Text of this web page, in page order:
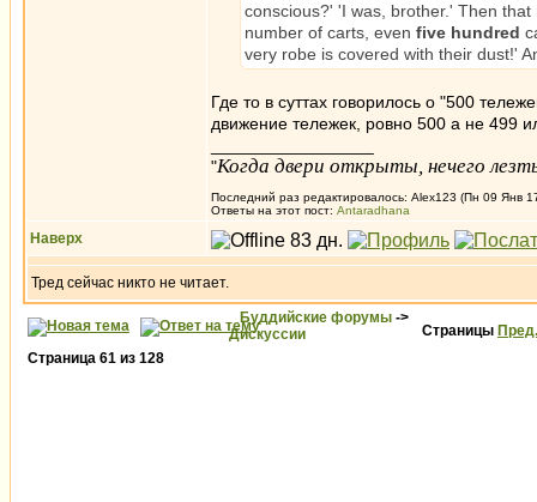
conscious?' 'I was, brother.' Then
number of carts, even five hundred
very robe is covered with their dust!'
Где то в суттах говорилось о "500
движение тележек, ровно 500 а не 499
"Когда двери открыты, нечего
Последний раз редактировалось: Alex123 (Пн 09 Янв
Ответы на этот пост: Antaradhana
Наверх
Тред сейчас никто не читает.
Буддийские форумы ->
Дискуссии
Страницы Пред.
Страница 61 из 128